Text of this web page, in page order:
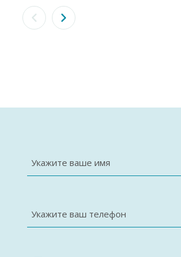
Укажите ваше имя
Укажите ваш телефон